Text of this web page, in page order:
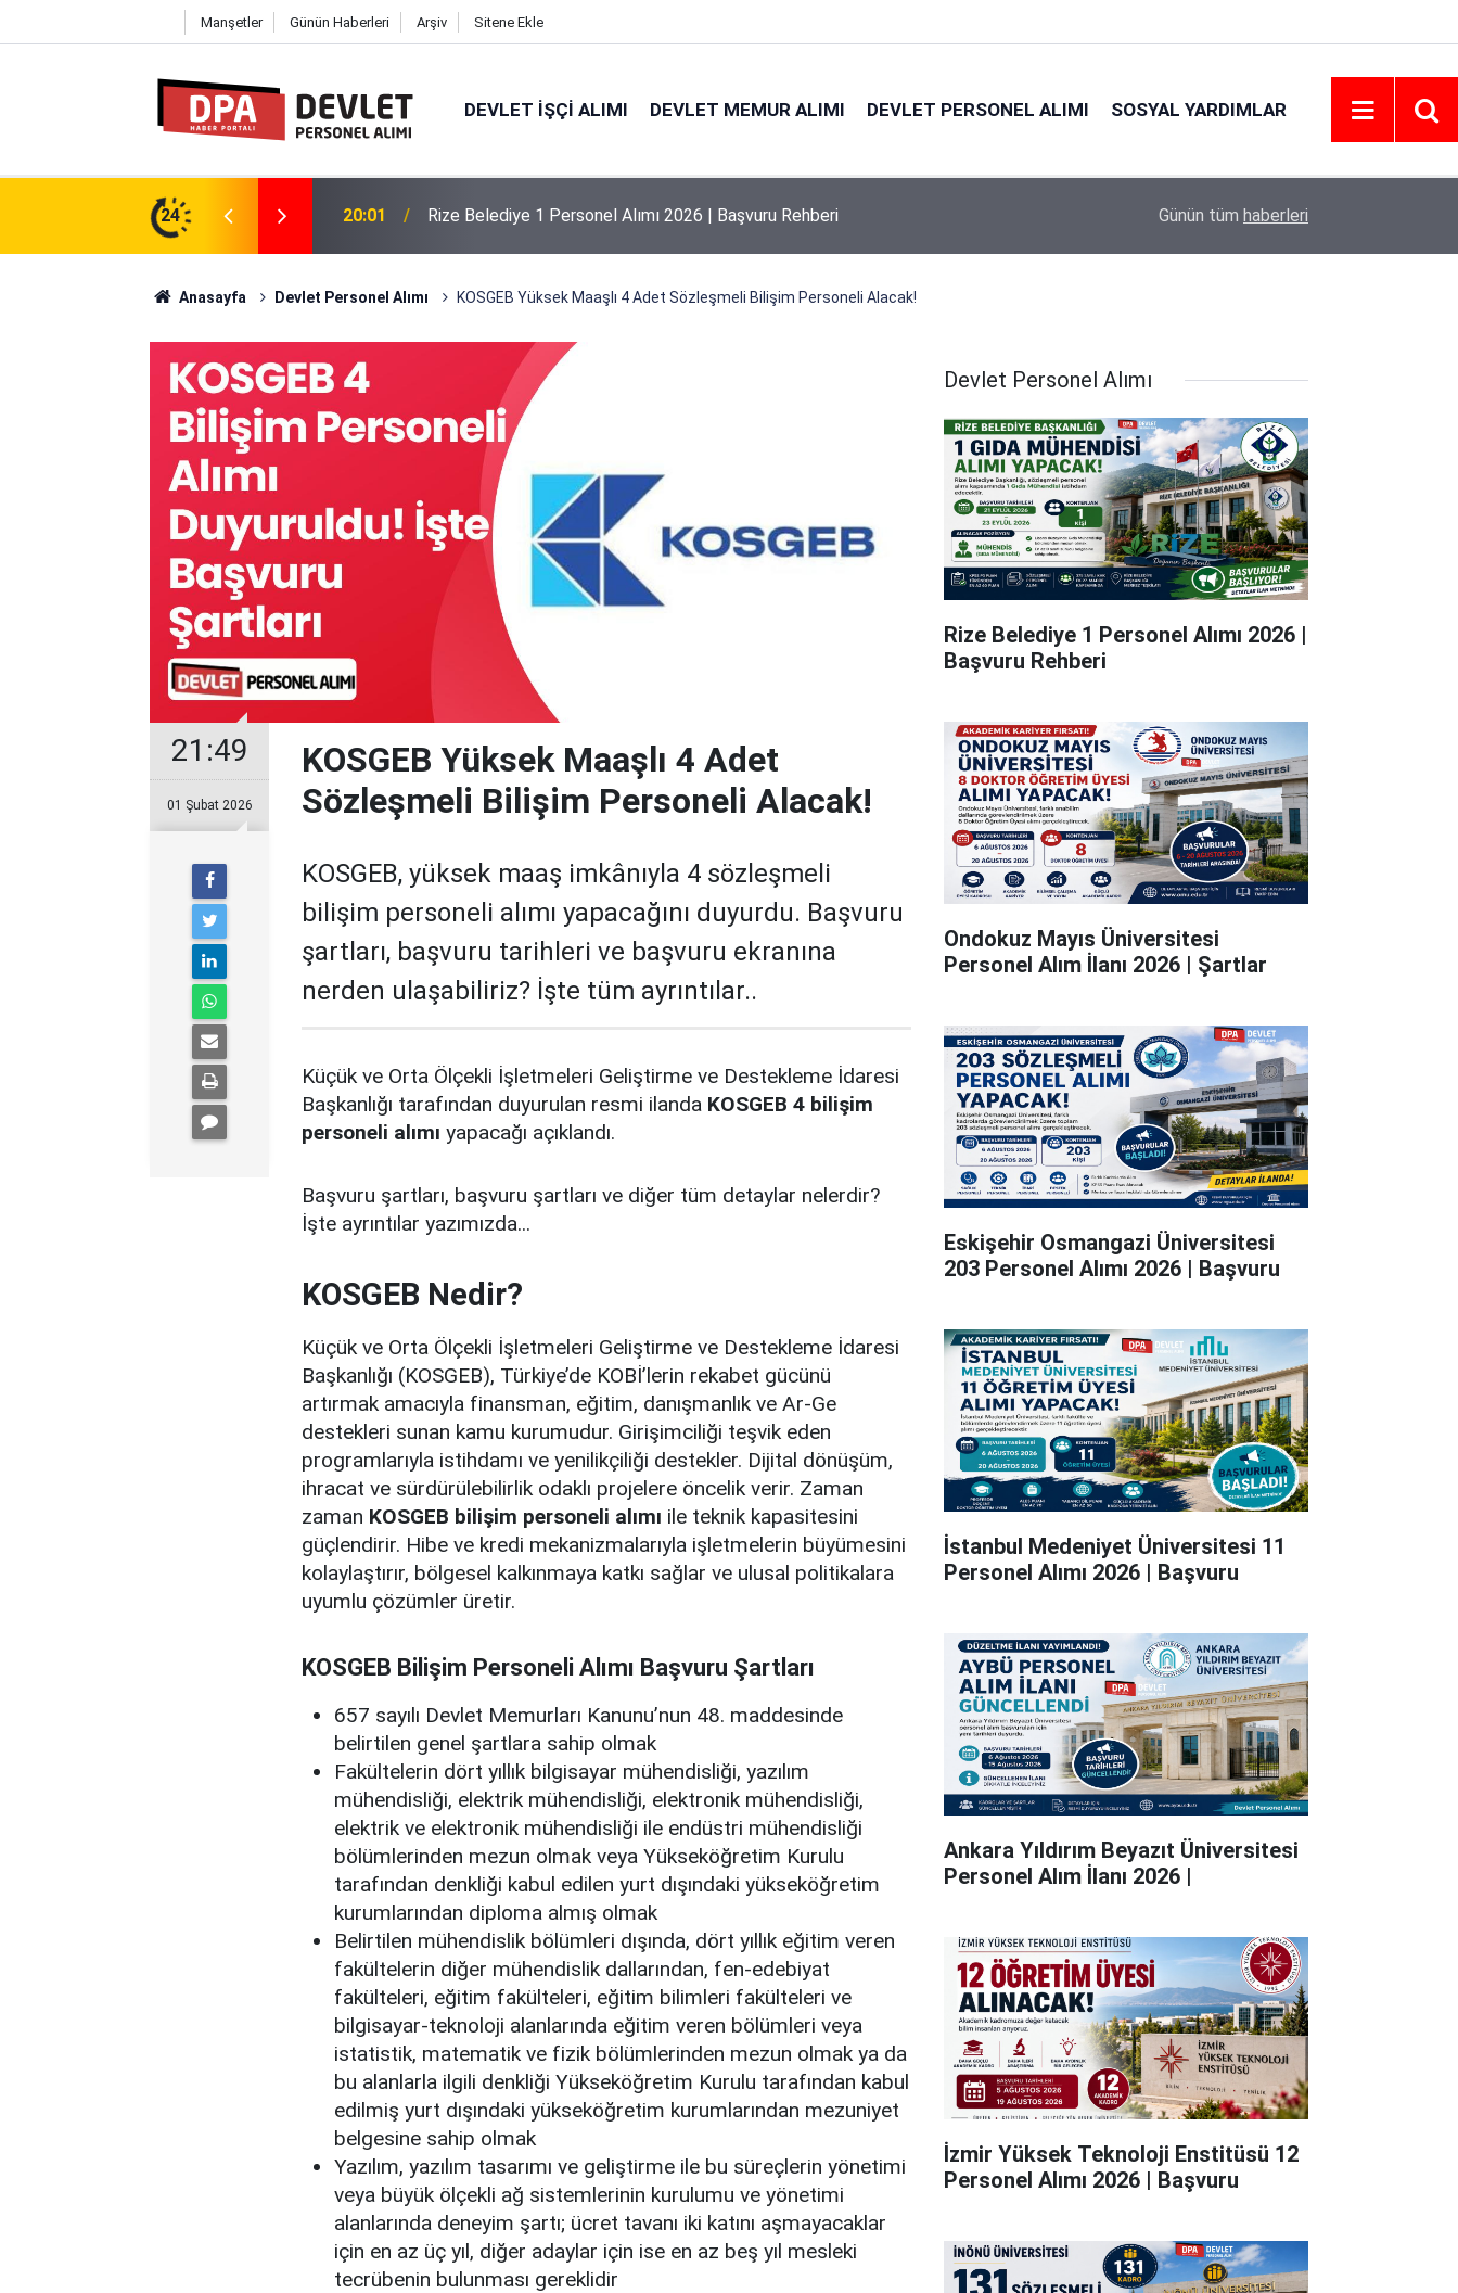
Manşetler Günün Haberleri Arşiv Sitene Ekle
DEVLET İŞÇI ALIMI DEVLET MEMUR ALIMI DEVLET PERSONEL ALIMI SOSYAL YARDIMLAR
24
| Başvuru Rehberi 19:57 Ondokuz Mayıs Üniversitesi Personel Alım İlanı 2026 | Şartlar Eskişehir Osmangazi Üniversitesi 203 Personel
Günün tüm haberleri
Anasayfa Devlet Personel Alımı KOSGEB Yüksek Maaşlı 4 Adet Sözleşmeli Bilişim Personeli Alacak!
21:49
01 Şubat 2026
KOSGEB Yüksek Maaşlı 4 Adet
Sözleşmeli Bilişim Personeli Alacak!
KOSGEB, yüksek maaş imkânıyla 4 sözleşmeli
bilişim personeli alımı yapacağını duyurdu. Başvuru
şartları, başvuru tarihleri ve başvuru ekranına
nerden ulaşabiliriz? İşte tüm ayrıntılar..
Küçük ve Orta Ölçekli İşletmeleri Geliştirme ve Destekleme İdaresi
Başkanlığı tarafından duyurulan resmi ilanda KOSGEB 4 bilişim
personeli alımı yapacağı açıklandı.
Başvuru şartları, başvuru şartları ve diğer tüm detaylar nelerdir?
İşte ayrıntılar yazımızda...
KOSGEB Nedir?
Küçük ve Orta Ölçekli İşletmeleri Geliştirme ve Destekleme İdaresi
Başkanlığı (KOSGEB), Türkiye’de KOBİ’lerin rekabet gücünü
artırmak amacıyla finansman, eğitim, danışmanlık ve Ar-Ge
destekleri sunan kamu kurumudur. Girişimciliği teşvik eden
programlarıyla istihdamı ve yenilikçiliği destekler. Dijital dönüşüm,
ihracat ve sürdürülebilirlik odaklı projelere öncelik verir. Zaman
zaman KOSGEB bilişim personeli alımı ile teknik kapasitesini
güçlendirir. Hibe ve kredi mekanizmalarıyla işletmelerin büyümesini
kolaylaştırır, bölgesel kalkınmaya katkı sağlar ve ulusal politikalara
uyumlu çözümler üretir.
KOSGEB Bilişim Personeli Alımı Başvuru Şartları
657 sayılı Devlet Memurları Kanunu’nun 48. maddesinde
belirtilen genel şartlara sahip olmak
Fakültelerin dört yıllık bilgisayar mühendisliği, yazılım
mühendisliği, elektrik mühendisliği, elektronik mühendisliği,
elektrik ve elektronik mühendisliği ile endüstri mühendisliği
bölümlerinden mezun olmak veya Yükseköğretim Kurulu
tarafından denkliği kabul edilen yurt dışındaki yükseköğretim
kurumlarından diploma almış olmak
Belirtilen mühendislik bölümleri dışında, dört yıllık eğitim veren
fakültelerin diğer mühendislik dallarından, fen-edebiyat
fakülteleri, eğitim fakülteleri, eğitim bilimleri fakülteleri ve
bilgisayar-teknoloji alanlarında eğitim veren bölümleri veya
istatistik, matematik ve fizik bölümlerinden mezun olmak ya da
bu alanlarla ilgili denkliği Yükseköğretim Kurulu tarafından kabul
edilmiş yurt dışındaki yükseköğretim kurumlarından mezuniyet
belgesine sahip olmak
Yazılım, yazılım tasarımı ve geliştirme ile bu süreçlerin yönetimi
veya büyük ölçekli ağ sistemlerinin kurulumu ve yönetimi
alanlarında deneyim şartı; ücret tavanı iki katını aşmayacaklar
için en az üç yıl, diğer adaylar için ise en az beş yıl mesleki
tecrübenin bulunması gereklidir
Devlet Personel Alımı
Rize Belediye 1 Personel Alımı 2026 |
Başvuru Rehberi
Ondokuz Mayıs Üniversitesi
Personel Alım İlanı 2026 | Şartlar
Eskişehir Osmangazi Üniversitesi
203 Personel Alımı 2026 | Başvuru
İstanbul Medeniyet Üniversitesi 11
Personel Alımı 2026 | Başvuru
Ankara Yıldırım Beyazıt Üniversitesi
Personel Alım İlanı 2026 |
İzmir Yüksek Teknoloji Enstitüsü 12
Personel Alımı 2026 | Başvuru